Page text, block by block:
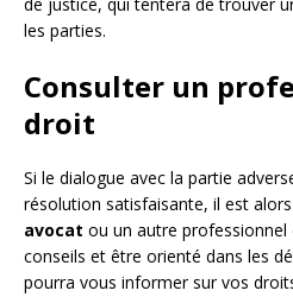
les parties.
Consulter un
droit
Si le dialogue avec la partie
résolution satisfaisante, il est
avocat ou un autre
conseils et être orienté dans les
pourra vous informer sur vos